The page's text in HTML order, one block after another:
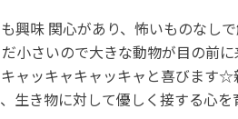
興味 関心があり、怖いものなし
小さいので大きな動物が目の前
ャッキャキャッキャと喜びます
生き物に対して優しく接する心